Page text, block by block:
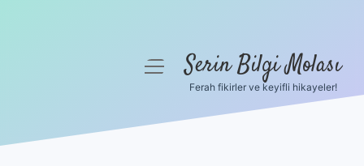
menüyüSerin Bilgi Molası
Ferah fikirler ve keyifli hikayeler!